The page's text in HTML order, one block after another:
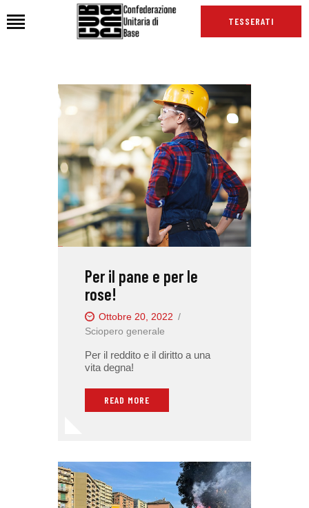
TESSERATI
HOME
CHI SIAMO
SEDI
NEWS
PODCAST CUB
TG CUB
INTERNAZIONALE
RASSEGNA STAMPA
Per il pane e per le
rose!
Ottobre 20, 2022
Sciopero generale
Per il reddito e il diritto a una
vita degna!
READ MORE